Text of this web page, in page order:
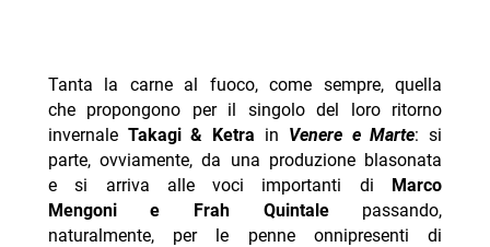
Tanta la carne al fuoco, come sempre, quella
che propongono per il singolo del loro ritorno
invernale Takagi & Ketra in Venere e Marte: si
parte, ovviamente, da una produzione blasonata
e si arriva alle voci importanti di Marco
Mengoni e Frah Quintale passando,
naturalmente, per le penne onnipresenti di